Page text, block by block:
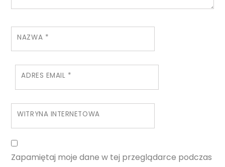
NAZWA *
ADRES EMAIL *
WITRYNA INTERNETOWA
Zapamiętaj moje dane w tej przeglądarce podczas